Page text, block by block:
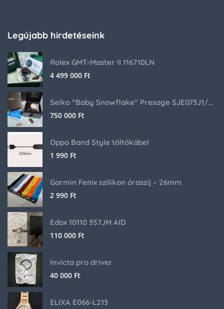
Legújabb hirdetéseink
Rolex GMT-Master II 116710LN
4 499 000 Ft
Seiko “Baby Snowflake” Presage SJE073J1/SARA015 Limited Edition
750 000 Ft
Oppo Band Style töltőkábel
1 990 Ft
Garmin Fenix szilikon óraszíj – 26mm
2 990 Ft
Edox 10110 357JM AID
110 000 Ft
Invicta pro driver
40 000 Ft
ELIXA E066-L213